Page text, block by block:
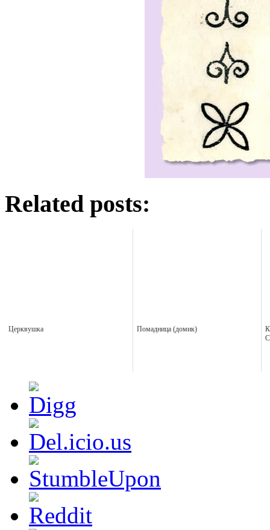
Related posts:
Церквушка Помадница (домик)